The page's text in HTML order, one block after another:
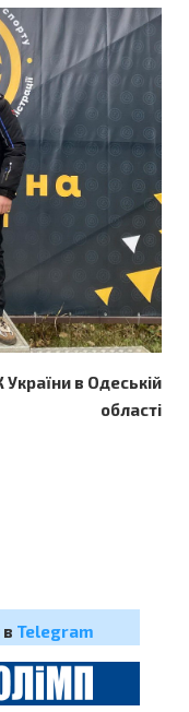
в Одеській
області
Telegram